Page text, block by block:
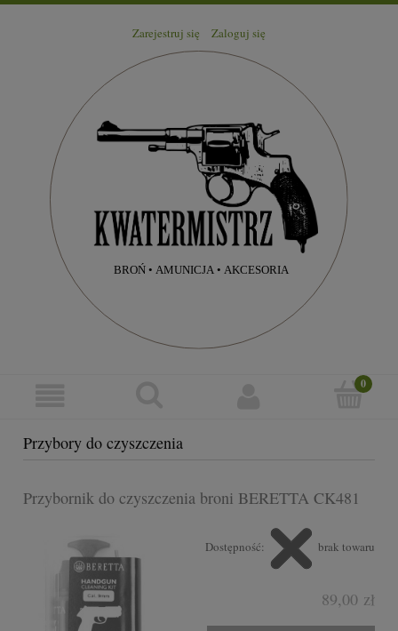
Zarejestruj się Zaloguj się
Przybory do czyszczenia
Przybornik do czyszczenia broni BERETTA CK481
Dostępność: brak towaru
89,00 zł